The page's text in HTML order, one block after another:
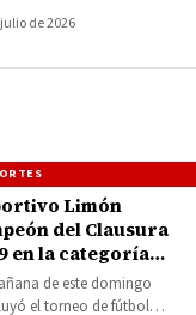
de 2026
Limón
del Clausura
en la categoría
de este domingo
el torneo de fútbol